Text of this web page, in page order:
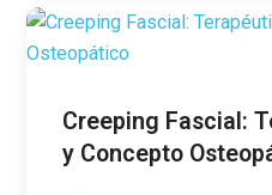
Creeping Fascial:
y Concepto